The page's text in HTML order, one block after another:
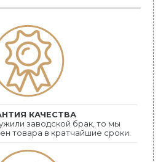
КАЧЕСТВА
заводской брак, то мы
товара в кратчайшие сроки.